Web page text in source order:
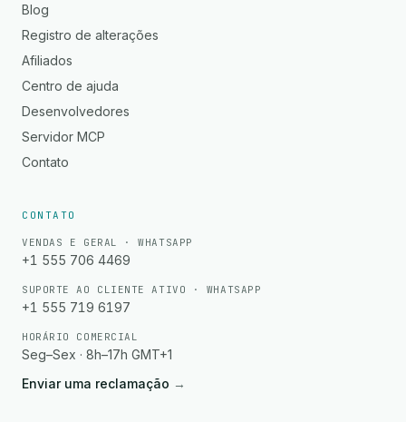
Blog
Registro de alterações
Afiliados
Centro de ajuda
Desenvolvedores
Servidor MCP
Contato
CONTATO
VENDAS E GERAL · WHATSAPP
+1 555 706 4469
SUPORTE AO CLIENTE ATIVO · WHATSAPP
+1 555 719 6197
HORÁRIO COMERCIAL
Seg–Sex · 8h–17h GMT+1
Enviar uma reclamação →